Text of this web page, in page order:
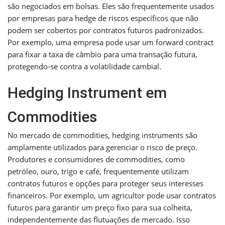
são negociados em bolsas. Eles são frequentemente usados
por empresas para hedge de riscos específicos que não
podem ser cobertos por contratos futuros padronizados.
Por exemplo, uma empresa pode usar um forward contract
para fixar a taxa de câmbio para uma transação futura,
protegendo-se contra a volatilidade cambial.
Hedging Instrument em
Commodities
No mercado de commodities, hedging instruments são
amplamente utilizados para gerenciar o risco de preço.
Produtores e consumidores de commodities, como
petróleo, ouro, trigo e café, frequentemente utilizam
contratos futuros e opções para proteger seus interesses
financeiros. Por exemplo, um agricultor pode usar contratos
futuros para garantir um preço fixo para sua colheita,
independentemente das flutuações de mercado. Isso